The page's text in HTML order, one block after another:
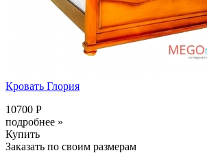
Кровать Глория
10700 Р
подробнее »
Купить
Заказать по своим размерам